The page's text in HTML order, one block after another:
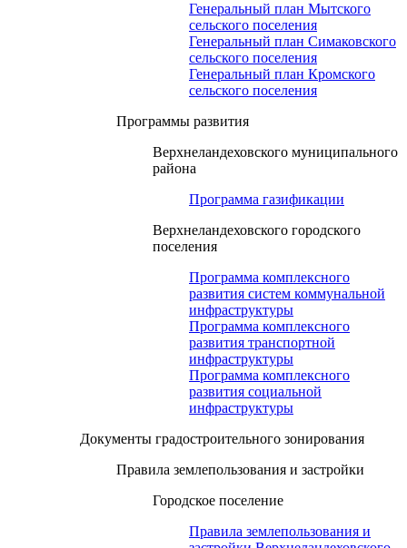
Генеральный план Мытского
сельского поселения
Генеральный план Симаковского
сельского поселения
Генеральный план Кромского
сельского поселения
Программы развития
Верхнеландеховского муниципального
района
Программа газификации
Верхнеландеховского городского
поселения
Программа комплексного
развития систем коммунальной
инфраструктуры
Программа комплексного
развития транспортной
инфраструктуры
Программа комплексного
развития социальной
инфраструктуры
Документы градостроительного зонирования
Правила землепользования и застройки
Городское поселение
Правила землепользования и